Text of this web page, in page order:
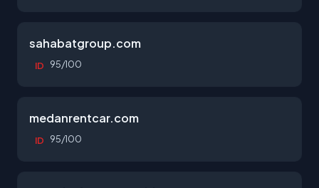
sahabatgroup.com
ID 95/100
medanrentcar.com
ID 95/100